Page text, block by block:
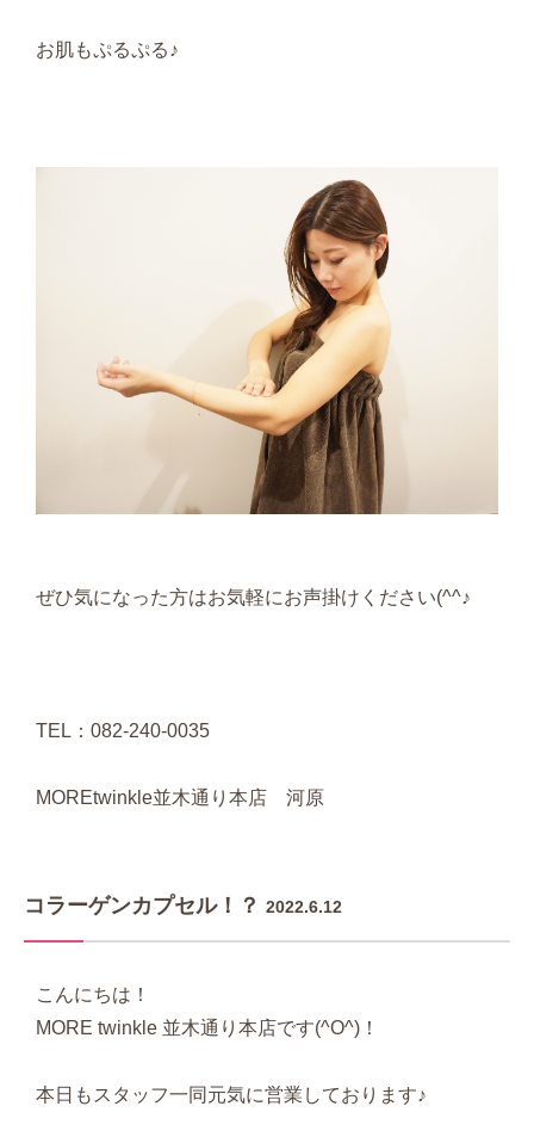
お肌もぷるぷる♪
ぜひ気になった方はお気軽にお声掛けください(^^♪
TEL：082-240-0035
MOREtwinkle並木通り本店 河原
コラーゲンカプセル！？ 2022.6.12
こんにちは！
MORE twinkle 並木通り本店です(^O^)！
本日もスタッフ一同元気に営業しております♪